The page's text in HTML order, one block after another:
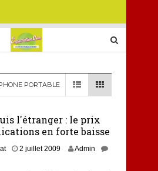
PORTABLE
l'étranger : le prix
en forte baisse
2 juillet 2009
Admin